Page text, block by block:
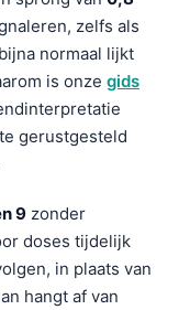
zelfs als
normaal lijkt
is onze gids
gerustgesteld
9 zonder
doses tijdelijk
in plaats van
hangt af van